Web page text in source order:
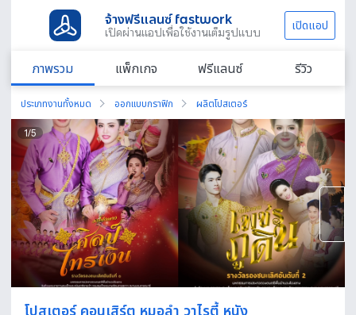
จ้างฟรีแลนซ์ fastwork
เปิดผ่านแอปเพื่อใช้งานเต็มรูปแบบ เปิดแอป
ภาพรวม แพ็กเกจ ฟรีแลนซ์ รีวิว
ประเภทงานทั้งหมด ออกแบบกราฟิก ผลิตโปสเตอร์
1/5